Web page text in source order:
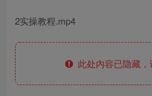
2实操教程.mp4
此处内容已隐藏，